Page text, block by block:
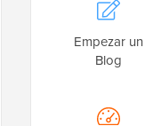
Empezar un
Blog